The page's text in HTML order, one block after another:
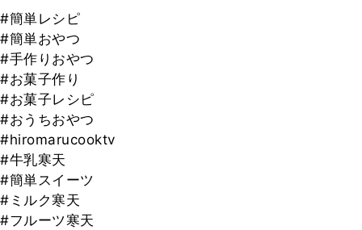
#簡単レシピ
#簡単おやつ
#手作りおやつ
#お菓子作り
#お菓子レシピ
#おうちおやつ
#hiromarucooktv
#牛乳寒天
#簡単スイーツ
#ミルク寒天
#フルーツ寒天